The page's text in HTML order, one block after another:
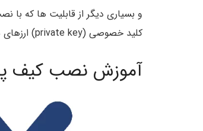
و بسیاری دیگر از قابلیت ها که
کلید خصوصی (private key) ارزهای دیجیتال مختلف موجود را در اختیار خودتان قرار می دهد.
آموزش نصب کیف